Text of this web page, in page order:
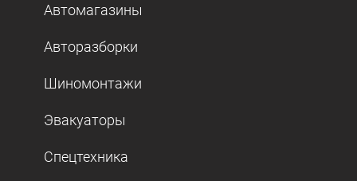
Автомагазины
Авторазборки
Шиномонтажи
Эвакуаторы
Спецтехника